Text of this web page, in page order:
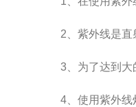
2、紫外线是
3、为了达到
4、使用紫外